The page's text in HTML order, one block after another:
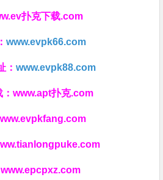
扑克下载.com
www.evpk66.com
：www.evpk88.com
：www.apt扑克.com
www.epcpxz.com